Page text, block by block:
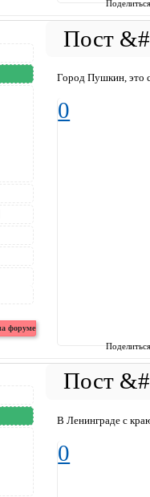
Город Пушкин, это
0
В Ленинграде с
0